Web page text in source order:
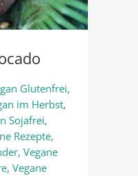
Glutenfrei,
im Herbst,
Sojafrei,
Rezepte,
, Vegane
, Vegane